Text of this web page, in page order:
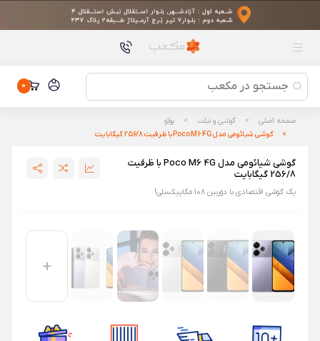
محصولات پیشنهادی
سردوش حمام شیائومی DiiiB مدل DXHS015-1
دستگاه تصفیه هوای هوشمند Xiaomi Smart Air Purifier 4 Pro
هدست گیمینگ جی بی ال مدل JBL Quantum 300
ماساژور تفنگی شیائومی مدل Massage Gun 2 XMFG-M451
ساعت هوشمند زنگدار بلوتوثی شیائومی Qingping CGD1
سردوش حمام شیائومی DiiiB مدل DXHS015-1
Pro
هدست گیمینگ جی بی ال مدل JBL Quantum 300
ماساژور تفنگی شیائومی مدل Massage Gun 2 XMFG-M451
ساعت هوشمند زنگدار بلوتوثی شیائومی Qingping CGD1
0
صفحه اصلی گوشی و تبلت
پوکو
گوشی شیائومی مدل Poco M6 4G با ظرفیت 256/8 گیگابایت
گوشی شیائومی مدل Poco M6 4G با ظرفیت
256/8 گیگابایت
یک گوشی اقتصادی با دوربین 108 مگاپیکسلی!